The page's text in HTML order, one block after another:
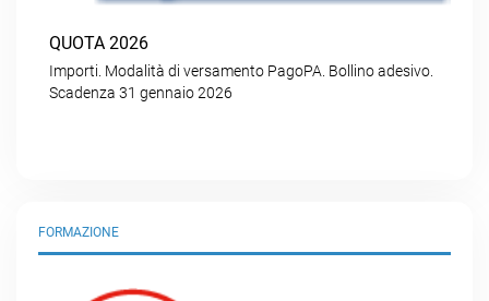
QUOTA 2026
Importi. Modalità di versamento PagoPA. Bollino adesivo.
Scadenza 31 gennaio 2026
FORMAZIONE